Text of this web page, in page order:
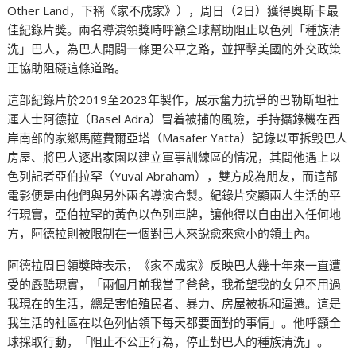
Other Land，下稱《家不成家》），周日（2日）獲得奧斯卡最
佳紀錄片獎。兩名導演領獎時呼籲全球幫助阻止以色列「種族清
洗」巴人，為巴人開闢一條更公平之路，並抨擊美國的外交政策
正協助阻礙這條道路。
這部紀錄片於2019至2023年製作，展示奮力抗爭的巴勒斯坦社
運人士阿德拉（Basel Adra）冒着被捕的風險，手持攝錄機在西
岸南部的家鄉馬薩費爾亞塔（Masafer Yatta）記錄以軍拆毁巴人
房屋、將巴人逐出家園以建立軍事訓練區的情况，其間他遇上以
色列記者亞伯拉罕（Yuval Abraham），雙方成為朋友，而這部
電影便是由他們與另外兩名導演合製。紀錄片突顯兩人生活的平
行現實，亞伯拉罕的黃色以色列車牌，讓他得以自由出入任何地
方，阿德拉則被限制在一個對巴人來說愈來愈小的領土內。
阿德拉周日領獎時表示，《家不成家》反映巴人幾十年來一直遭
受的嚴酷現實，「兩個月前我當了爸爸，我希望我的女兒不用過
我現在的生活，總是害怕殖民者、暴力、房屋被拆和逼遷。這是
我生活的社區在以色列佔領下每天都要面對的事情」。他呼籲全
球採取行動，「阻止不公正行為，停止對巴人的種族清洗」。